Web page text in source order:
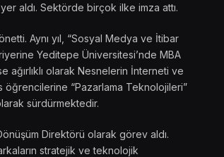
aldı. Sektörde birçok ilke imza attı.
Aynı yıl, “Sosyal Medya ve İtibar
Yeditepe Üniversitesi’nde MBA
ağırlıklı olarak Nesnelerin İnterneti ve
öğrencilerine “Pazarlama Teknolojileri”
sürdürmektedir.
Direktörü olarak görev aldı.
stratejik ve teknolojik